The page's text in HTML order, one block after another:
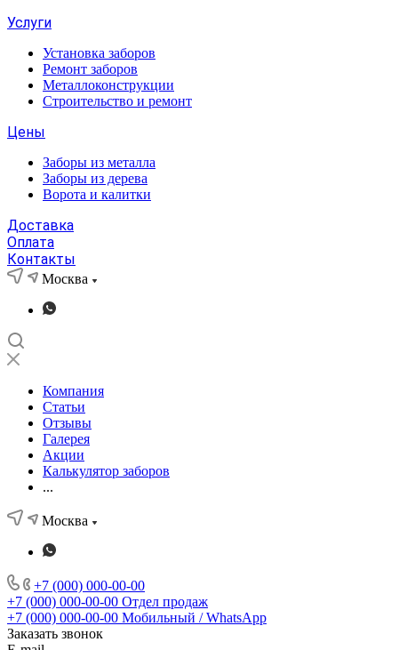
Услуги
Установка заборов
Ремонт заборов
Металлоконструкции
Строительство и ремонт
Цены
Заборы из металла
Заборы из дерева
Ворота и калитки
Доставка
Оплата
Контакты
Москва
Компания
Статьи
Отзывы
Галерея
Акции
Калькулятор заборов
...
Москва
+7 (000) 000-00-00
+7 (000) 000-00-00 Отдел продаж
+7 (000) 000-00-00 Мобильный / WhatsApp
Заказать звонок